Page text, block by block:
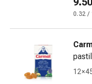
occhi
Disturbi
Cura
0.32 /
12 ×